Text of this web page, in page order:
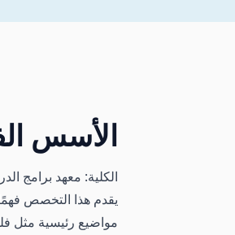
الأسس
الكلية: معهد برامج
يقدم هذا التخصص
مواضيع رئيسية مثل